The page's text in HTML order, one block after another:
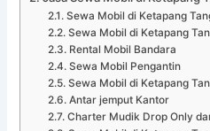
Sewa Mobil di Ketapang
Sewa Mobil di Ketapang
Rental Mobil Bandara
Sewa Mobil Pengantin
Sewa Mobil di Ketapang
Antar jemput Kantor
Charter Mudik Drop Only